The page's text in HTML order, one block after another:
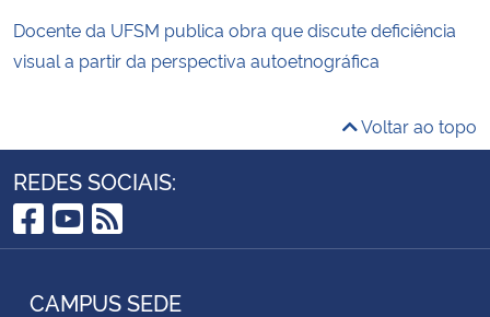
Docente da UFSM publica obra que discute deficiência
visual a partir da perspectiva autoetnográfica
Voltar ao topo
REDES SOCIAIS:
Facebook
YouTube
RSS
CAMPUS SEDE